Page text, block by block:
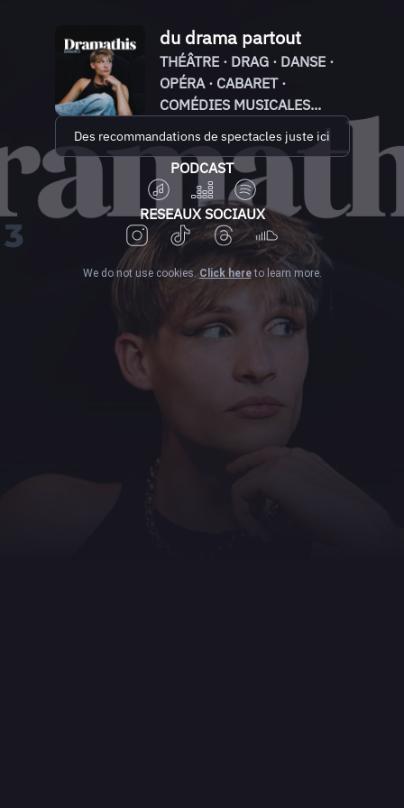
du drama partout
THÉÂTRE · DRAG · DANSE ·
OPÉRA · CABARET ·
COMÉDIES MUSICALES...
Des recommandations de spectacles juste ici
PODCAST
RESEAUX SOCIAUX
We do not use cookies. Click here to learn more.